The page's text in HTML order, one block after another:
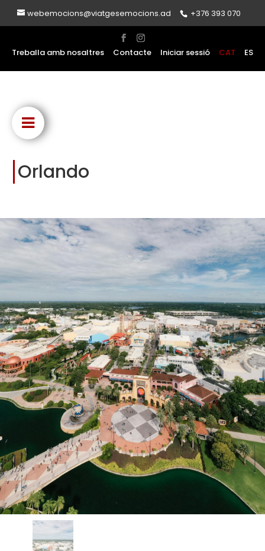
webemocions@viatgesemocions.ad +376 393 070
Treballa amb nosaltres Contacte Iniciar sessió CAT ES
Orlando